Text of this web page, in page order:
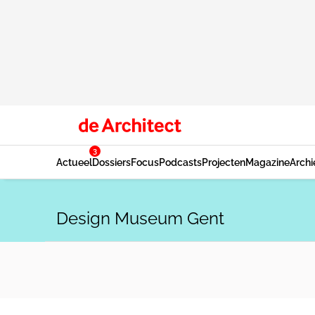
Actueel
3
DossiersFocusPodcastsProjectenMagazine
Design Museum Gent